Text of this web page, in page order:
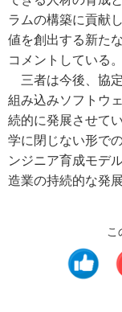
ラムの構築に貢献
値を創出する新た
コメントしている。
三者は今後、協定
組み込みソフトウ
続的に発展させて
学に閉じない形で
ンジニア育成モデ
造業の持続的な発
こ